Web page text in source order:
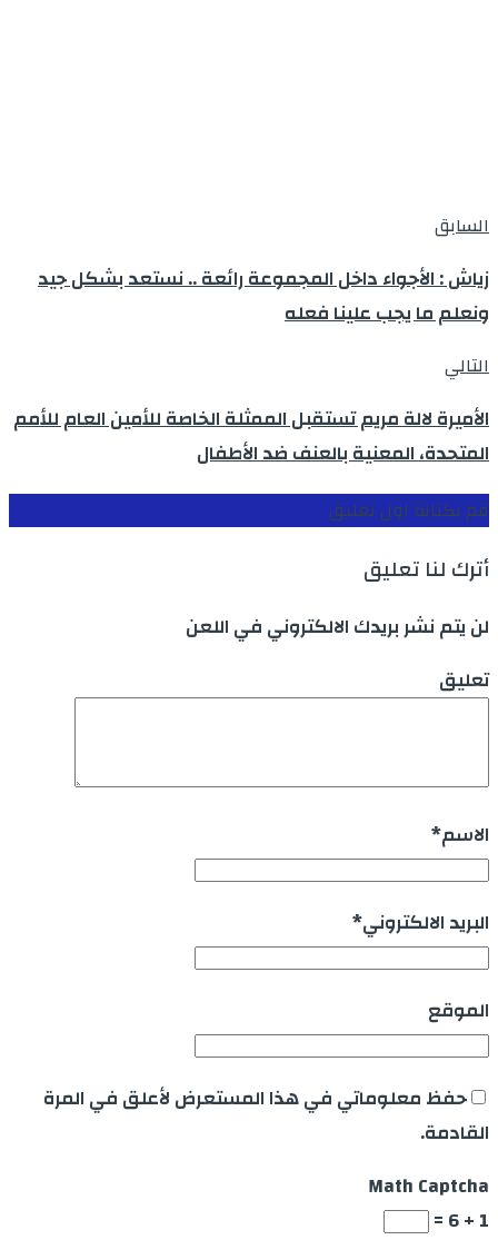
السابق
زياش : الأجواء داخل المجموعة رائعة .. نستعد بشكل جيد
ونعلم ما يجب علينا فعله
التالي
الأميرة لالة مريم تستقبل الممثلة الخاصة للأمين العام للأمم
المتحدة، المعنية بالعنف ضد الأطفال
قم بكتابة اول تعليق
أترك لنا تعليق
لن يتم نشر بريدك الالكتروني في اللعن
تعليق
الاسم*
البريد الالكتروني*
الموقع
حفظ معلوماتي في هذا المستعرض لأعلق في المرة
القادمة.
Math Captcha
1 + 6 =